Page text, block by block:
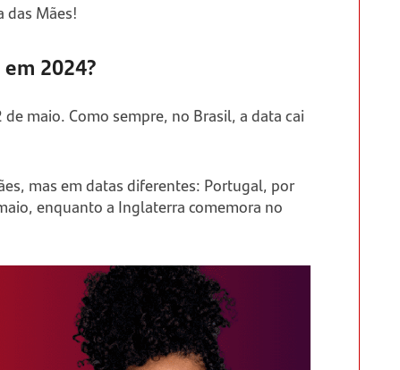
das Mães!
2024?
maio. Como sempre, no Brasil, a data cai
mas em datas diferentes: Portugal, por
enquanto a Inglaterra comemora no